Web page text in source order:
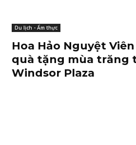
Du lịch - Ẩm thực
Hoa Hảo Nguyệt
quà tặng mùa trăng
Windsor Plaza